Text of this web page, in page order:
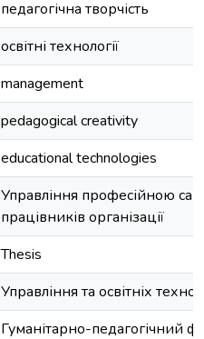
педагогічна творчість
освітні технології
management
pedagogical creativity
educational technologies
Управління професійною
працівників організації
Thesis
Управління та освітніх
Гуманітарно-педагогічний